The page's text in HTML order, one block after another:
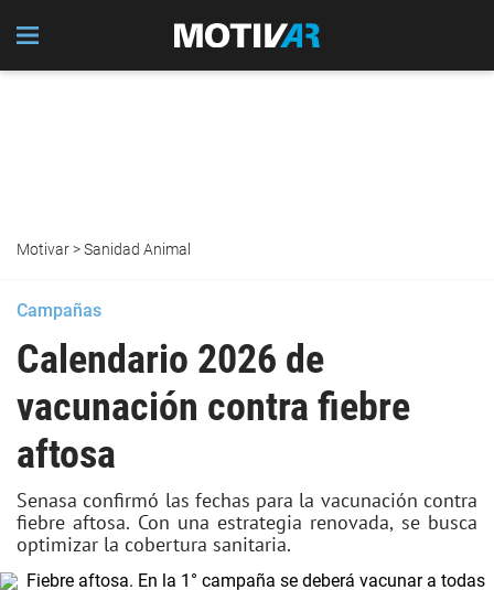
Motivar>Sanidad Animal
Campañas
Calendario 2026 de
vacunación contra fiebre
aftosa
Senasa confirmó las fechas para la vacunación contra
fiebre aftosa. Con una estrategia renovada, se busca
optimizar la cobertura sanitaria.